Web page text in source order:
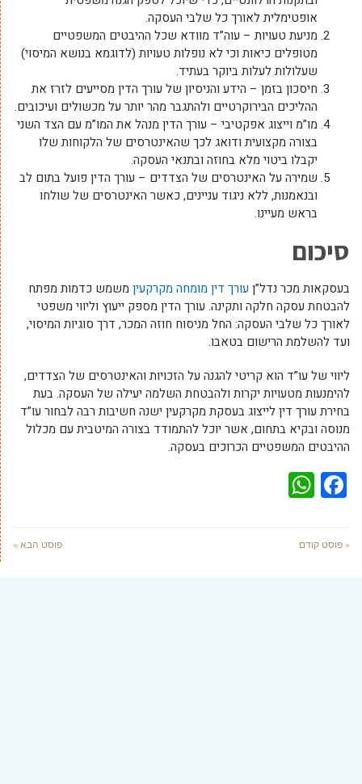
אופטימלית לאורך כל שלבי העסקה.
מניעת טעויות – עוה”ד מוודא שכל ההיבטים המשפטיים
מטופלים כיאות וכי לא נופלות טעויות (לדוגמא בנושא המיסוי)
שעלולות לעלות ביוקר בעתיד.
חיסכון בזמן – הידע והניסיון של עורך הדין מסייעים לזרז את
ההליכים הבירוקרטיים ולהתגבר מהר יותר על מכשולים ועיכובים.
מו”מ וייצוג אפקטיבי – עורך הדין מנהל את המו”מ עם הצד השני
בצורה מקצועית ודואג לכך שהאינטרסים של הלקוחות שלו
יקבלו ביטוי מלא בחוזה ובתנאי העסקה.
שמירה על האינטרסים של הצדדים – עורך הדין פועל בתום לב
ובנאמנות, ללא ניגוד עניינים, כאשר האינטרסים של שולחו
בראש מעיינו.
סיכום
בעסקאות מכר נדל”ןעורך דין מומחה מקרקעין משמש כדמות מפתח
להבטחת עסקה חלקה ותקינה. עורך הדין מספק ייעוץ וליווי משפטי
לאורך כל שלבי העסקה: החל מניסוח חוזה המכר, דרך סוגיות המיסוי,
ועד להשלמת הרישום בטאבו.
ליווי של עו”ד הוא קריטי להגנה על הזכויות והאינטרסים של הצדדים,
להימנעות מטעויות יקרות ולהבטחת השלמה יעילה של העסקה. בעת
בחירת עורך דין לייצוג בעסקת מקרקעין ישנה חשיבות רבה לבחור עו”ד
מנוסה ובקיא בתחום, אשר יוכל להתמודד בצורה המיטבית עם מכלול
ההיבטים המשפטיים הכרוכים בעסקה.
Facebook
« פוסט קודם פוסט הבא »